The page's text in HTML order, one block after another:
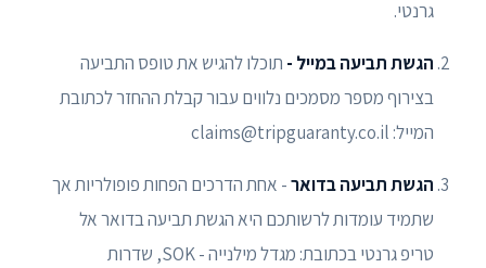
גרנטי.
הגשת תביעה במייל - תוכלו להגיש את טופס התביעה
בצירוף מספר מסמכים נלווים עבור קבלת ההחזר לכתובת
המייל: claims@tripguaranty.co.il
הגשת תביעה בדואר- אחת הדרכים הפחות פופולריות אך
שתמיד עומדות לרשותכם היא הגשת תביעה בדואר אל
טריפ גרנטי בכתובת: מגדל מילנייה - SOK, שדרות